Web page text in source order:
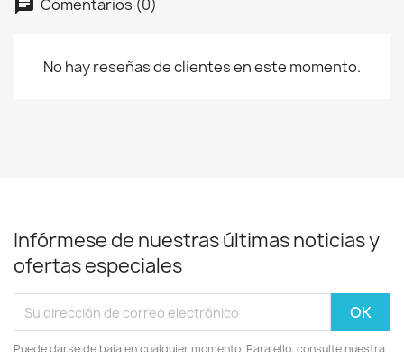
Comentarios (0)
No hay reseñas de clientes en este momento.
Infórmese de nuestras últimas noticias y
ofertas especiales
Puede darse de baja en cualquier momento. Para ello, consulte nuestra